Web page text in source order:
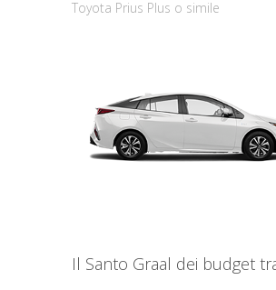
Toyota Prius Plus o simile
Il Santo Graal dei budget